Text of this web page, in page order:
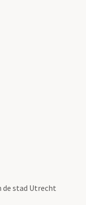
de stad Utrecht